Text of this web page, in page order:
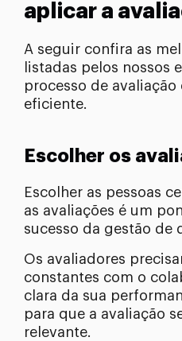
aplicar a
A seguir confira as
listadas pelos nossos
processo de
eficiente.
Escolher os
Escolher as pessoas
as avaliações é um
sucesso da gestão de
Os avaliadores
constantes com o
clara da sua
para que a avaliação
relevante.